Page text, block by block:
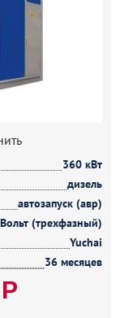
360 кВт
дизель
автозапуск (авр)
(трехфазный)
Yuchai
36 месяцев